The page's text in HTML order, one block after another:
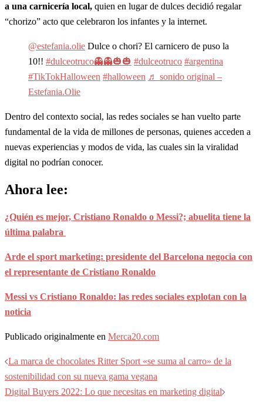
a una carnicería local, quien en lugar de dulces decidió regalar
“chorizo” acto que celebraron los infantes y la internet.
@estefania.olie Dulce o chori? El carnicero de puso la
10!! #dulceotruco👻👻🎃🎃 #dulceotruco #argentina
#TikTokHalloween #halloween ♬ sonido original –
Estefania.Olie
Dentro del contexto social, las redes sociales se han vuelto parte
fundamental de la vida de millones de personas, quienes acceden a
nuevas experiencias y modos de vida, las cuales sin la viralidad
digital no podrían conocer.
Ahora lee:
¿Quién es mejor, Cristiano Ronaldo o Messi?; abuelita tiene la
última palabra
Arde el sport marketing: presidente del Barcelona negocia con
el representante de Cristiano Ronaldo
Messi vs Cristiano Ronaldo: las redes sociales explotan con la
noticia
Publicado originalmente en Merca20.com
Navegación
de
entradas
La marca de chocolates Ritter Sport «se suma al carro» de la
sostenibilidad con su nueva gama vegana
Digital Buyers 2022: Lo que necesitas en marketing digital